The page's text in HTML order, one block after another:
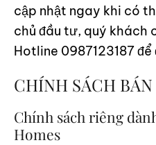
cập nhật ngay khi có
chủ đầu tư, quý khách
Hotline 0987123187
CHÍNH SÁCH
Chính sách riêng
Homes